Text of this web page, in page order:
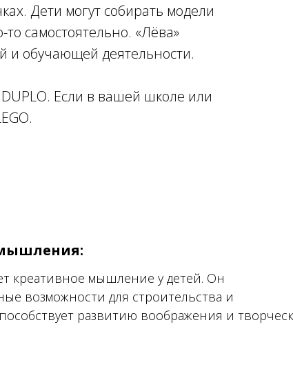
Дети могут собирать модели
самостоятельно. «Лёва»
и обучающей деятельности.
DUPLO. Если в вашей школе или
мышления:
креативное мышление у детей. Он
возможности для строительства и
развитию воображения и